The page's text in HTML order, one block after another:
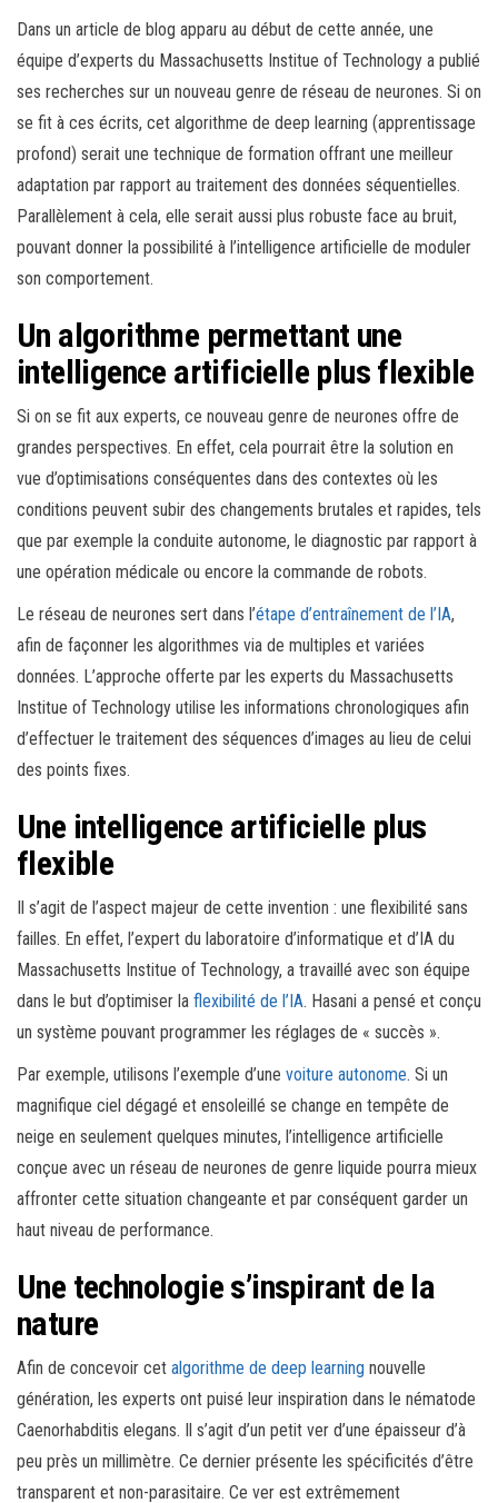
Dans un article de blog apparu au début de cette année, une
équipe d’experts du Massachusetts Institue of Technology a publié
ses recherches sur un nouveau genre de réseau de neurones. Si on
se fit à ces écrits, cet algorithme de deep learning (apprentissage
profond) serait une technique de formation offrant une meilleur
adaptation par rapport au traitement des données séquentielles.
Parallèlement à cela, elle serait aussi plus robuste face au bruit,
pouvant donner la possibilité à l’intelligence artificielle de moduler
son comportement.
Un algorithme permettant une
intelligence artificielle plus flexible
Si on se fit aux experts, ce nouveau genre de neurones offre de
grandes perspectives. En effet, cela pourrait être la solution en
vue d’optimisations conséquentes dans des contextes où les
conditions peuvent subir des changements brutales et rapides, tels
que par exemple la conduite autonome, le diagnostic par rapport à
une opération médicale ou encore la commande de robots.
Le réseau de neurones sert dans l’étape d’entraînement de l’IA,
afin de façonner les algorithmes via de multiples et variées
données. L’approche offerte par les experts du Massachusetts
Institue of Technology utilise les informations chronologiques afin
d’effectuer le traitement des séquences d’images au lieu de celui
des points fixes.
Une intelligence artificielle plus
flexible
Il s’agit de l’aspect majeur de cette invention : une flexibilité sans
failles. En effet, l’expert du laboratoire d’informatique et d’IA du
Massachusetts Institue of Technology, a travaillé avec son équipe
dans le but d’optimiser la flexibilité de l’IA. Hasani a pensé et conçu
un système pouvant programmer les réglages de « succès ».
Par exemple, utilisons l’exemple d’une voiture autonome. Si un
magnifique ciel dégagé et ensoleillé se change en tempête de
neige en seulement quelques minutes, l’intelligence artificielle
conçue avec un réseau de neurones de genre liquide pourra mieux
affronter cette situation changeante et par conséquent garder un
haut niveau de performance.
Une technologie s’inspirant de la
nature
Afin de concevoir cet algorithme de deep learning nouvelle
génération, les experts ont puisé leur inspiration dans le nématode
Caenorhabditis elegans. Il s’agit d’un petit ver d’une épaisseur d’à
peu près un millimètre. Ce dernier présente les spécificités d’être
transparent et non-parasitaire. Ce ver est extrêmement